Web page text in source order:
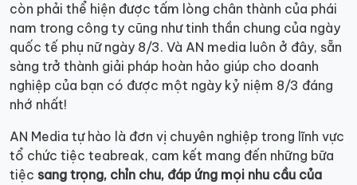
còn phải thể hiện được tấm lòng chân thành của phái
nam trong công ty cũng như tinh thần chung của ngày
quốc tế phụ nữ ngày 8/3. Và AN media luôn ở đây, sẵn
sàng trở thành giải pháp hoàn hảo giúp cho doanh
nghiệp của bạn có được một ngày kỷ niệm 8/3 đáng
nhớ nhất!
AN Media tự hào là đơn vị chuyên nghiệp trong lĩnh vực
tổ chức tiệc teabreak, cam kết mang đến những bữa
tiệc sang trọng, chỉn chu, đáp ứng mọi nhu cầu của